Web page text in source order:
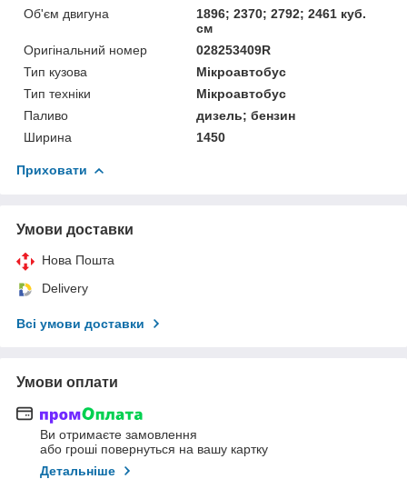
Об'єм двигуна
1896; 2370; 2792; 2461 куб.
см
Оригінальний номер
028253409R
Тип кузова
Мікроавтобус
Тип техніки
Мікроавтобус
Паливо
дизель; бензин
Ширина
1450
Приховати
Умови доставки
Нова Пошта
Delivery
Всі умови доставки
Умови оплати
Ви отримаєте замовлення
або гроші повернуться на вашу картку
Детальніше